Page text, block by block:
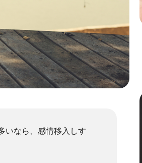
いなら、感情移入しす